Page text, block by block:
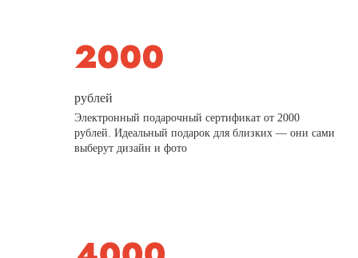
рублей
Электронный подарочный сертификат от 2000
рублей. Идеальный подарок для близких — они сами
выберут дизайн и фото